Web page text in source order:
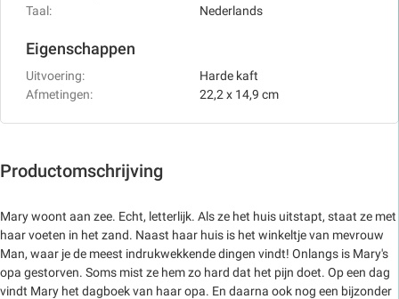
Productomschrijving
Mary woont aan zee. Echt, letterlijk. Als ze het huis uitstapt, staat ze met
haar voeten in het zand. Naast haar huis is het winkeltje van mevrouw
Man, waar je de meest indrukwekkende dingen vindt! Onlangs is Mary's
opa gestorven. Soms mist ze hem zo hard dat het pijn doet. Op een dag
vindt Mary het dagboek van haar opa. En daarna ook nog een bijzonder
Taal:
Nederlands
Eigenschappen
Uitvoering:
Harde kaft
Afmetingen:
22,2 x 14,9 cm